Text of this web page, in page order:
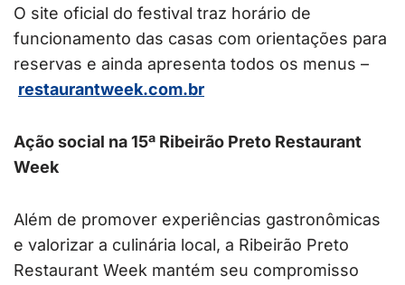
O site oficial do festival traz horário de
funcionamento das casas com orientações para
reservas e ainda apresenta todos os menus –
restaurantweek.com.br
Ação social na 15ª Ribeirão Preto Restaurant
Week
Além de promover experiências gastronômicas
e valorizar a culinária local, a Ribeirão Preto
Restaurant Week mantém seu compromisso